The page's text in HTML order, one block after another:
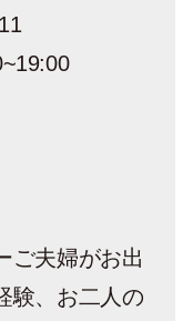
ご夫婦がお出
験、お二人の